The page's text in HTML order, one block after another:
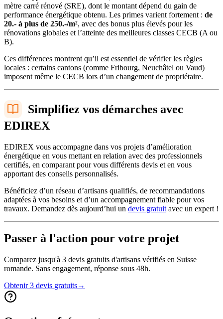
mètre carré rénové (SRE), dont le montant dépend du gain de
performance énergétique obtenu. Les primes varient fortement : de
20.- à plus de 250.-/m², avec des bonus plus élevés pour les
rénovations globales et l’atteinte des meilleures classes CECB (A ou
B).
Ces différences montrent qu’il est essentiel de vérifier les règles
locales : certains cantons (comme Fribourg, Neuchâtel ou Vaud)
imposent même le CECB lors d’un changement de propriétaire.
Simplifiez vos démarches avec
EDIREX
EDIREX vous accompagne dans vos projets d’amélioration
énergétique en vous mettant en relation avec des professionnels
certifiés, en comparant pour vous différents devis et en vous
apportant des conseils personnalisés.
Bénéficiez d’un réseau d’artisans qualifiés, de recommandations
adaptées à vos besoins et d’un accompagnement fiable pour vos
travaux. Demandez dès aujourd’hui un devis gratuit avec un expert !
Passer à l'action pour votre projet
Comparez jusqu'à 3 devis gratuits d'artisans vérifiés en Suisse
romande. Sans engagement, réponse sous 48h.
Obtenir 3 devis gratuits→